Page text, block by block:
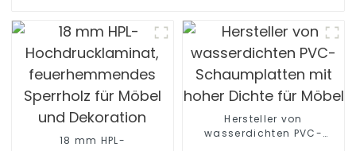
18 mm HPL-
Hersteller von
wasserdichten PVC-